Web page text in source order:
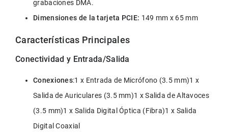
grabaciones DMA.
Dimensiones de la tarjeta PCIE: 149 mm x 65 mm
Características Principales
Conectividad y Entrada/Salida
Conexiones:1 x Entrada de Micrófono (3.5 mm)1 x
Salida de Auriculares (3.5 mm)1 x Salida de Altavoces
(3.5 mm)1 x Salida Digital Óptica (Fibra)1 x Salida
Digital Coaxial